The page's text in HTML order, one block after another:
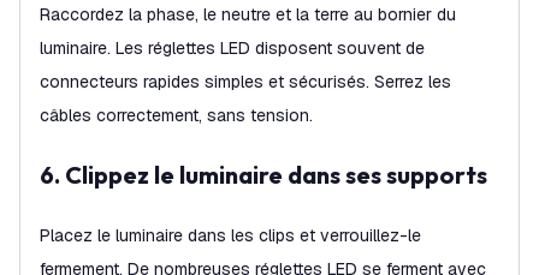
Raccordez la phase, le neutre et la terre au bornier du
luminaire. Les réglettes LED disposent souvent de
connecteurs rapides simples et sécurisés. Serrez les
câbles correctement, sans tension.
6. Clippez le luminaire dans ses supports
Placez le luminaire dans les clips et verrouillez-le
fermement. De nombreuses réglettes LED se ferment avec